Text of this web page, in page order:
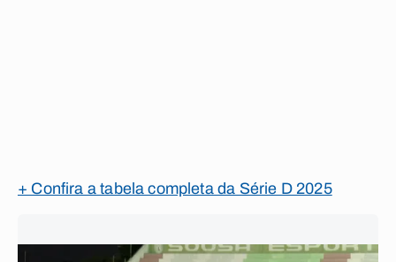
+ Confira a tabela completa da Série D 2025